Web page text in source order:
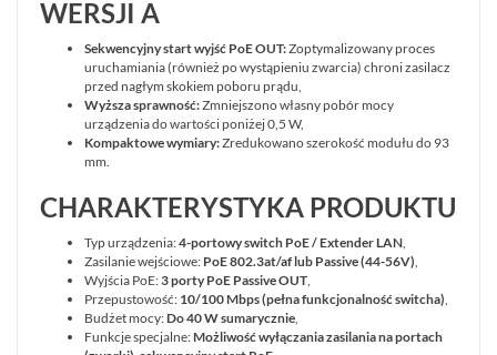
WERSJI A
Sekwencyjny start wyjść PoE OUT:Zoptymalizowany proces
uruchamiania (również po wystąpieniu zwarcia) chroni zasilacz
przed nagłym skokiem poboru prądu,
Wyższa sprawność:Zmniejszono własny pobór mocy
urządzenia do wartości poniżej 0,5 W,
Kompaktowe wymiary:Zredukowano szerokość modułu do 93
mm.
CHARAKTERYSTYKA PRODUKTU
Typ urządzenia:4-portowy switch PoE / Extender LAN,
Zasilanie wejściowe: PoE 802.3at/af lub Passive (44-56V),
Wyjścia PoE:3 porty PoE Passive OUT,
Przepustowość: 10/100 Mbps (pełna funkcjonalność switcha),
Budżet mocy:Do 40 W sumarycznie,
Funkcje specjalne:Możliwość wyłączania zasilania na portach